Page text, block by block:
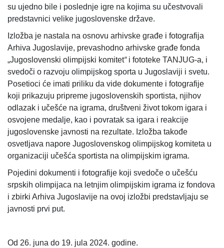
su ujedno bile i poslednje igre na kojima su učestvovali
predstavnici velike jugoslovenske države.
Izložba je nastala na osnovu arhivske građe i fotografija
Arhiva Jugoslavije, prevashodno arhivske građe fonda
„Jugoslovenski olimpijski komitet“i fototeke TANJUG-a, i
svedoči o razvoju olimpijskog sporta u Jugoslaviji i svetu.
Posetioci će imati priliku da vide dokumente i fotografije
koji prikazuju pripreme jugoslovenskih sportista, njihov
odlazak i učešće na igrama, društveni život tokom igara i
osvojene medalje, kao i povratak sa igara i reakcije
jugoslovenske javnosti na rezultate. Izložba takođe
osvetljava napore Jugoslovenskog olimpijskog komiteta u
organizaciji učešća sportista na olimpijskim igrama.
Pojedini dokumenti i fotografije koji svedoče o učešću
srpskih olimpijaca na letnjim olimpijskim igrama iz fondova
i zbirki Arhiva Jugoslavije na ovoj izložbi predstavljaju se
javnosti prvi put.
Od 26. juna do 19. jula 2024. godine.